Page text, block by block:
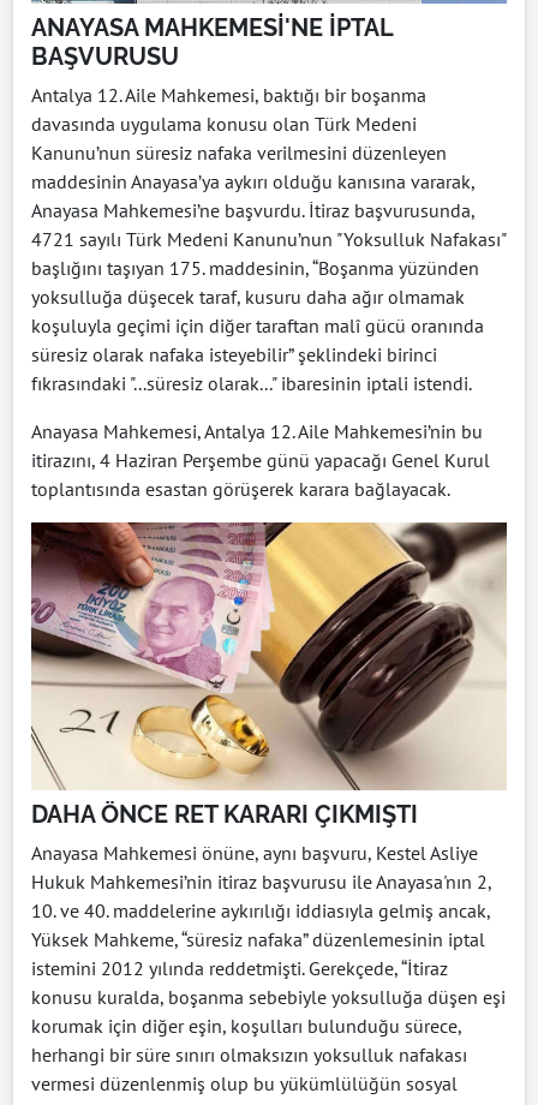
ANAYASA MAHKEMESİ'NE İPTAL
BAŞVURUSU
Antalya 12. Aile Mahkemesi, baktığı bir boşanma
davasında uygulama konusu olan Türk Medeni
Kanunu’nun süresiz nafaka verilmesini düzenleyen
maddesinin Anayasa’ya aykırı olduğu kanısına vararak,
Anayasa Mahkemesi’ne başvurdu. İtiraz başvurusunda,
4721 sayılı Türk Medeni Kanunu’nun "Yoksulluk Nafakası"
başlığını taşıyan 175. maddesinin, “Boşanma yüzünden
yoksulluğa düşecek taraf, kusuru daha ağır olmamak
koşuluyla geçimi için diğer taraftan malî gücü oranında
süresiz olarak nafaka isteyebilir” şeklindeki birinci
fıkrasındaki "...süresiz olarak..." ibaresinin iptali istendi.
Anayasa Mahkemesi, Antalya 12. Aile Mahkemesi’nin bu
itirazını, 4 Haziran Perşembe günü yapacağı Genel Kurul
toplantısında esastan görüşerek karara bağlayacak.
DAHA ÖNCE RET KARARI ÇIKMIŞTI
Anayasa Mahkemesi önüne, aynı başvuru, Kestel Asliye
Hukuk Mahkemesi’nin itiraz başvurusu ile Anayasa'nın 2,
10. ve 40. maddelerine aykırılığı iddiasıyla gelmiş ancak,
Yüksek Mahkeme, “süresiz nafaka” düzenlemesinin iptal
istemini 2012 yılında reddetmişti. Gerekçede, “İtiraz
konusu kuralda, boşanma sebebiyle yoksulluğa düşen eşi
korumak için diğer eşin, koşulları bulunduğu sürece,
herhangi bir süre sınırı olmaksızın yoksulluk nafakası
vermesi düzenlenmiş olup bu yükümlülüğün sosyal